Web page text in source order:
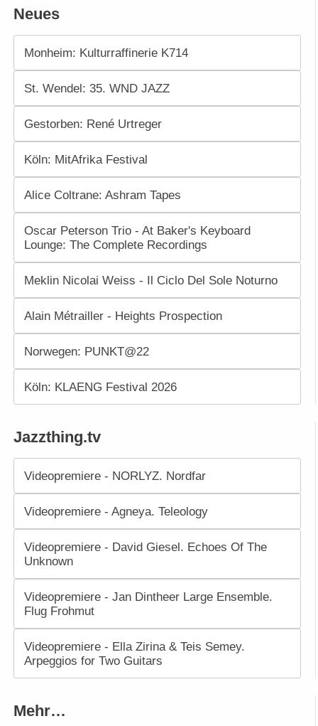
Neues
Monheim: Kulturraffinerie K714
St. Wendel: 35. WND JAZZ
Gestorben: René Urtreger
Köln: MitAfrika Festival
Alice Coltrane: Ashram Tapes
Oscar Peterson Trio - At Baker's Keyboard
Lounge: The Complete Recordings
Meklin Nicolai Weiss - Il Ciclo Del Sole Noturno
Alain Métrailler - Heights Prospection
Norwegen: PUNKT@22
Köln: KLAENG Festival 2026
Jazzthing.tv
Videopremiere - NORLYZ. Nordfar
Videopremiere - Agneya. Teleology
Videopremiere - David Giesel. Echoes Of The
Unknown
Videopremiere - Jan Dintheer Large Ensemble.
Flug Frohmut
Videopremiere - Ella Zirina & Teis Semey.
Arpeggios for Two Guitars
Mehr…